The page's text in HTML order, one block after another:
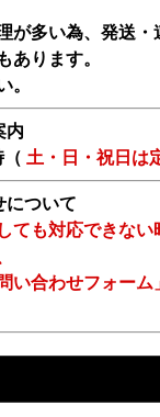
が多い為、発送
あります。
。
内
（ 土・日・祝日は
について
ても対応できない
い合わせフォーム